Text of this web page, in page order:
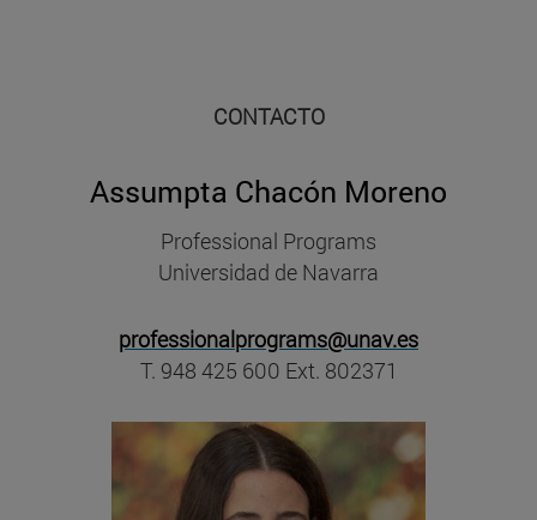
CONTACTO
Assumpta Chacón Moreno
Professional Programs
Universidad de Navarra
professionalprograms@unav.es
T. 948 425 600 Ext. 802371